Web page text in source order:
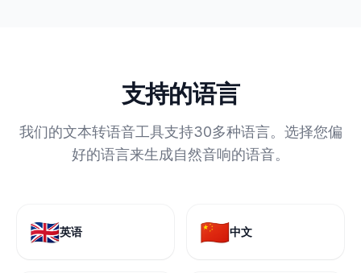
支持的语言
我们的文本转语音工具支持30多种语言。选择您偏
好的语言来生成自然音响的语音。
🇬🇧英语 🇨🇳中文